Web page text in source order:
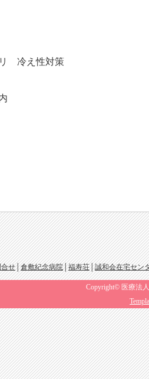
冷え性対策
せ│倉敷紀念病院│福寿荘│誠和会在宅セン
Copyright© 医療法